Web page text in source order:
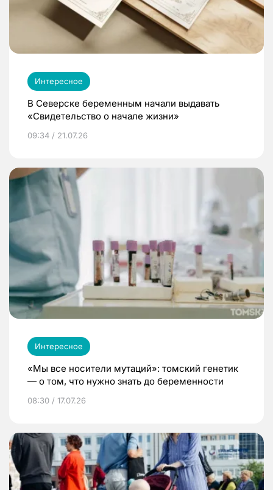
Интересное
В Северске беременным начали выдавать
«Свидетельство о начале жизни»
09:34 / 21.07.26
Интересное
«Мы все носители мутаций»: томский генетик
— о том, что нужно знать до беременности
08:30 / 17.07.26